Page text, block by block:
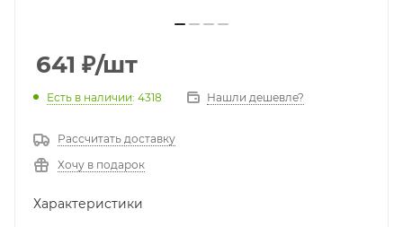
641 ₽/шт
Есть в наличии: 4318 Нашли дешевле?
Рассчитать доставку
Хочу в подарок
Характеристики